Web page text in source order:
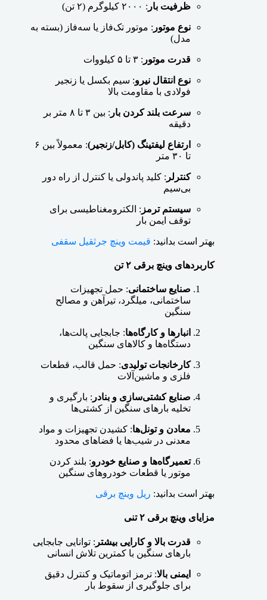
ظرفیت بار : ۲۰۰۰ کیلوگرم (۲ تن)
نوع موتور : موتور تک‌فاز یا سه‌فاز (بسته به
مدل)
قدرت موتور : ۳ تا ۵ کیلووات
نوع انتقال نیرو: سیم بکسل یا زنجیر
فولادی با مقاومت بالا
سرعت بلند کردن بار
: بین ۳ تا ۸ متر بر
دقیقه
ارتفاع لیفتینگ (کابل/زنجیر)
: معمولاً بین ۶
تا ۳۰ متر
کنترلر : کلید پاندولی یا کنترل از راه دور
بی‌سیم
سیستم ترمز : الکترومغناطیسی برای
توقف ایمن بار
بهتر است بدانید: قیمت وینچ جرثقیل سقفی
کاربردهای وینچ برقی ۲ تن
صنایع ساختمانی: حمل تجهیزات
ساختمانی، میلگرد، تیرآهن و مصالح
سنگین
انبارها و کارگاه‌ها: جابجایی پالت‌ها،
دستگاه‌ها و کالاهای سنگین
کارخانجات تولیدی: حمل قالب، قطعات
فلزی و ماشین‌آلات
صنایع کشتی‌سازی و بنادر : بارگیری و
تخلیه بارهای سنگین از کشتی‌ها
معادن و تونل‌ها: کشیدن تجهیزات و مواد
معدنی در شیب‌ها یا فضاهای محدود
تعمیرگاه‌ها و صنایع خودرو: بلند کردن
موتور یا قطعات خودروهای سنگین
بهتر است بدانید: ریل وینچ برقی
مزایای وینچ برقی ۲ تنی
قدرت بالا و کارایی بیشتر : توانایی جابجایی
بارهای سنگین با کمترین تلاش انسانی
ایمنی بالا: ترمز اتوماتیک و کنترل دقیق
برای جلوگیری از سقوط بار